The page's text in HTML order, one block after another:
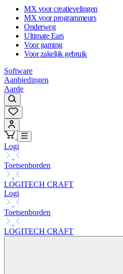
MX voor creatievelingen
MX voor programmeurs
Onderweg
Ultimate Ears
Voor gaming
Voor zakelijk gebruik
Software
Aanbiedingen
Aarde
Logi
Toetsenborden
LOGITECH CRAFT
Logi
Toetsenborden
LOGITECH CRAFT